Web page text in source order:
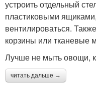
устроить отдельный
пластиковыми
вентилироваться.
корзины или тканевые
Лучше не мыть овощи,
читать дальше →